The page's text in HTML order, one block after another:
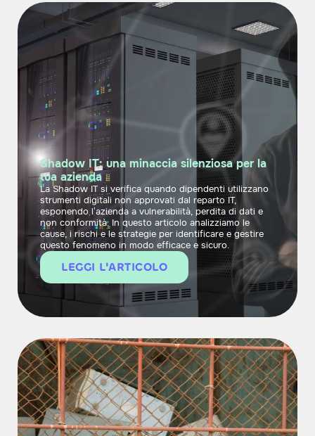
Shadow IT: una minaccia silenziosa per la
tua azienda
La Shadow IT si verifica quando dipendenti utilizzano
strumenti digitali non approvati dal reparto IT,
esponendo l’azienda a vulnerabilità, perdita di dati e
non conformità. In questo articolo analizziamo le
cause, i rischi e le strategie per identificare e gestire
questo fenomeno in modo efficace e sicuro.
LEGGI L'ARTICOLO